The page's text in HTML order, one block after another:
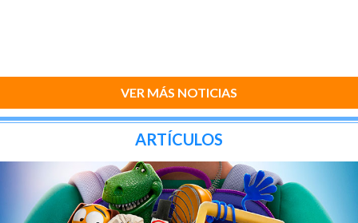
VER MÁS NOTICIAS
ARTÍCULOS